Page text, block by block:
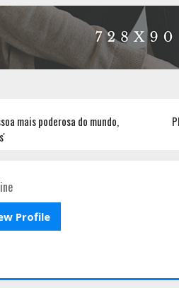
mais poderosa do mundo,
Profile